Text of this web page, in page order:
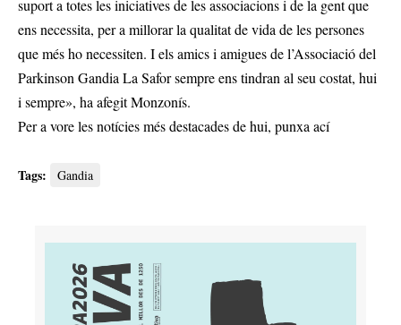
suport a totes les iniciatives de les associacions i de la gent que
ens necessita, per a millorar la qualitat de vida de les persones
que més ho necessiten. I els amics i amigues de l’Associació del
Parkinson Gandia La Safor sempre ens tindran al seu costat, hui
i sempre», ha afegit Monzonís.
Per a vore les notícies més destacades de hui, punxa ací
Tags: Gandia